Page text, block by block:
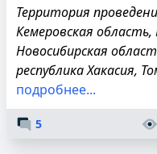
Территория
Кемеровская область,
Новосибирская
республика Хакасия,
подробнее...
5